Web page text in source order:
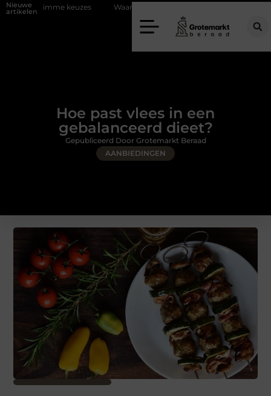
Nieuwe
artikelen Waarom kiezen voor een rijschool in Utrecht?
Hoe past vlees in een
gebalanceerd dieet?
AANBIEDINGEN
Gepubliceerd Door Grotemarkt Beraad